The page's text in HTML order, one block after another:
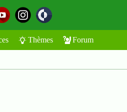
Thèmes Forum